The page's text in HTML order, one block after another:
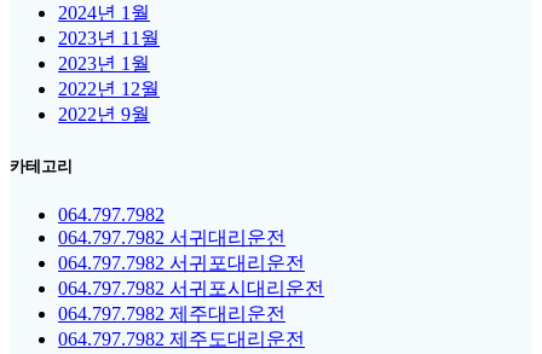
2024년 1월
2023년 11월
2023년 1월
2022년 12월
2022년 9월
카테고리
064.797.7982
064.797.7982 서귀대리운전
064.797.7982 서귀포대리운전
064.797.7982 서귀포시대리운전
064.797.7982 제주대리운전
064.797.7982 제주도대리운전